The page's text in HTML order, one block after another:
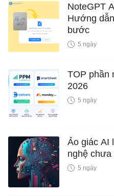
NoteGPT
Hướng
bước
5 ngày
TOP phần
2026
5 ngày
Ảo giác AI
nghệ chưa
5 ngày